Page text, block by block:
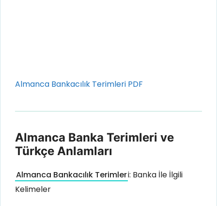
Almanca Bankacılık Terimleri PDF
Almanca Banka Terimleri ve
Türkçe Anlamları
Almanca Bankacılık Terimleri: Banka İle İlgili
Kelimeler